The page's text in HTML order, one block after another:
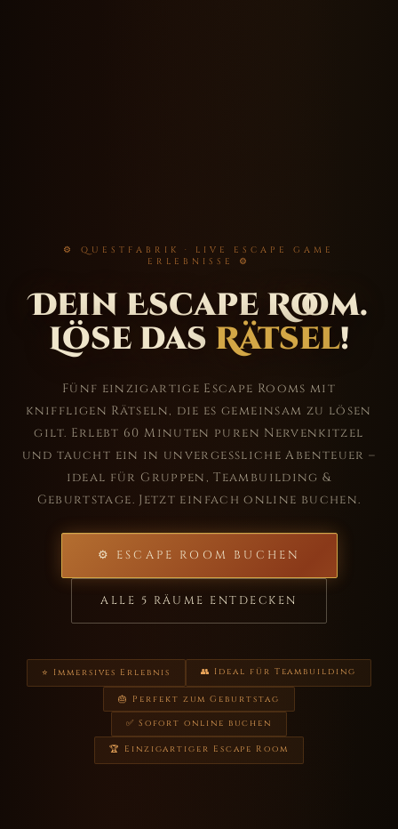
⚙ QUESTFABRIK · LIVE ESCAPE GAME
ERLEBNISSE ⚙
Dein Escape Room.
Löse das Rätsel!
Fünf einzigartige Escape Rooms mit
kniffligen Rätseln, die es gemeinsam zu lösen
gilt. Erlebt 60 Minuten puren Nervenkitzel
und taucht ein in unvergessliche Abenteuer –
ideal für Gruppen, Teambuilding &
Geburtstage. Jetzt einfach online buchen.
⚙ ESCAPE ROOM BUCHEN
ALLE 5 RÄUME ENTDECKEN
⭐ Immersives Erlebnis 👥 Ideal für Teambuilding
🎂 Perfekt zum Geburtstag
✅ Sofort online buchen
🏆 Einzigartiger Escape Room